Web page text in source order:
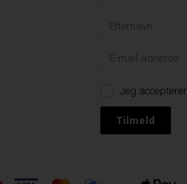
Jeg accepterer